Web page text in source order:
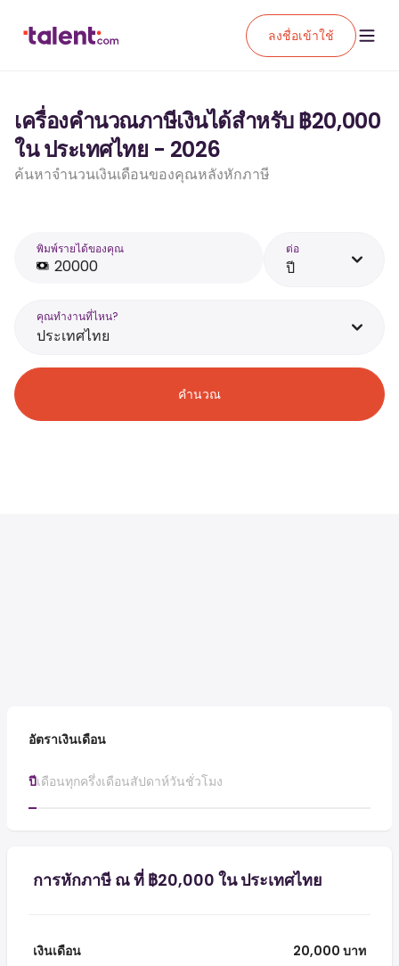
ลงชื่อเข้าใช้
เครื่องคำนวณภาษีเงินได้สำหรับ ฿20,000
ใน ประเทศไทย - 2026
ค้นหาจำนวนเงินเดือนของคุณหลังหักภาษี
พิมพ์รายได้ของคุณ ต่อ
ปี
คุณทำงานที่ไหน?
ประเทศไทย
คำนวณ
อัตราเงินเดือน
ปีเดือนทุกครึ่งเดือนสัปดาห์วันชั่วโมง
การหักภาษี ณ ที่ ฿20,000 ใน ประเทศไทย
เงินเดือน
20,000 บาท